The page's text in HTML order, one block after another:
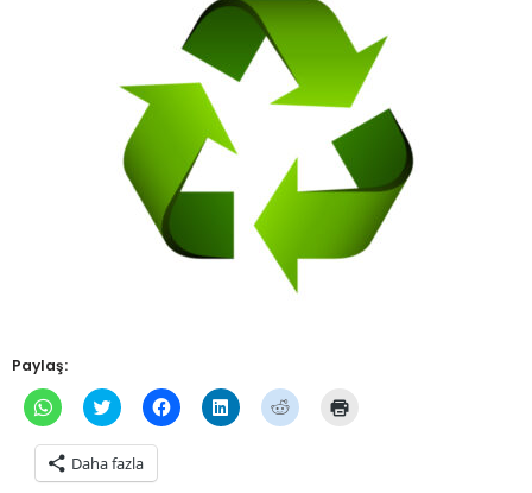
Paylaş:
WhatsApp'ta
paylaşmak
tıklayın
(Yeni
pencerede
Twitter
üzerinde
için
tıklayın
(Yeni
Facebook'ta
paylaşmak
Linkedln
üzerinden
Reddit
üzerinde
Daha fazla